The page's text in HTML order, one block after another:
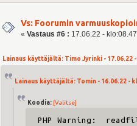
Vs: Foorumin
«Vastaus #6 : 17.06.22 -
Lainaus käyttäjältä: Timo Jyrinki - 17.06.22
Lainaus käyttäjältä: Tomin - 16.06.22 -
Koodia: [Valitse]
PHP Warning: